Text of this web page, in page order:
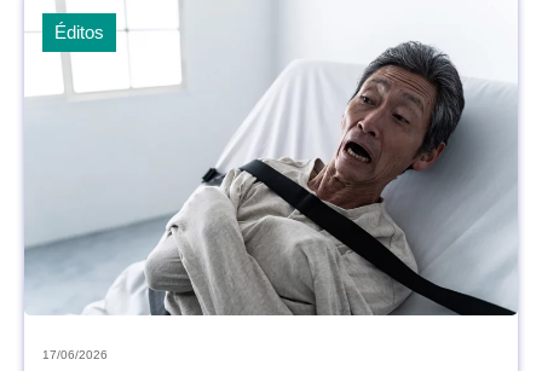
Éditos
17/06/2026